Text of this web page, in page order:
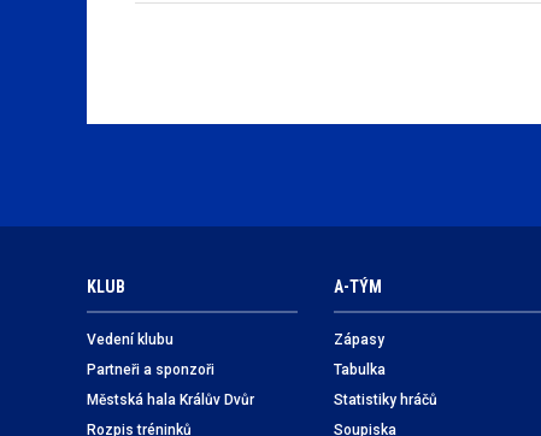
KLUB
Vedení klubu
Partneři a sponzoři
Městská hala Králův Dvůr
Rozpis tréninků
A-TÝM
Zápasy
Tabulka
Statistiky hráčů
Soupiska